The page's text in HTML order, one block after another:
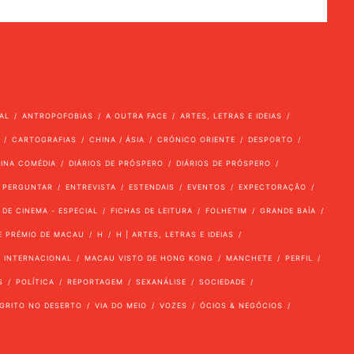
ANTROPOFOBIAS A OUTRA FACE ARTES, LETRAS E IDEIAS
CARTOGRAFIAS CHINA / ÁSIA CRÓNICO ORIENTE DESPORTO
COMÉDIA DIÁRIOS DE PRÓSPERO DIÁRIOS DE PRÓSPERO
ENTREVISTA ESTENDAIS EVENTOS EXPECTORAÇÃO
CINEMA - ESPECIAL FICHAS DE LEITURA FOLHETIM GRANDE BAÍA
PRÉMIO DE MACAU H H | ARTES, LETRAS E IDEIAS
INTERNACIONAL MACAU VISTO DE HONG KONG MANCHETE PERFIL
POLÍTICA REPORTAGEM SEXANÁLISE SOCIEDADE
NO DESERTO VIA DO MEIO VOZES ÓCIOS & NEGÓCIOS